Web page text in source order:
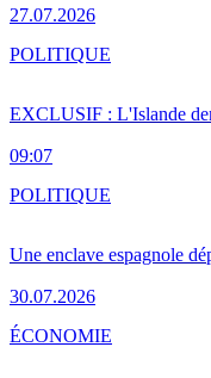
27.07.2026
EXCLUSIF : L'Islande
09:07
POLITIQUE
Une enclave espagnole
30.07.2026
POLITIQUE
ÉCONOMIE